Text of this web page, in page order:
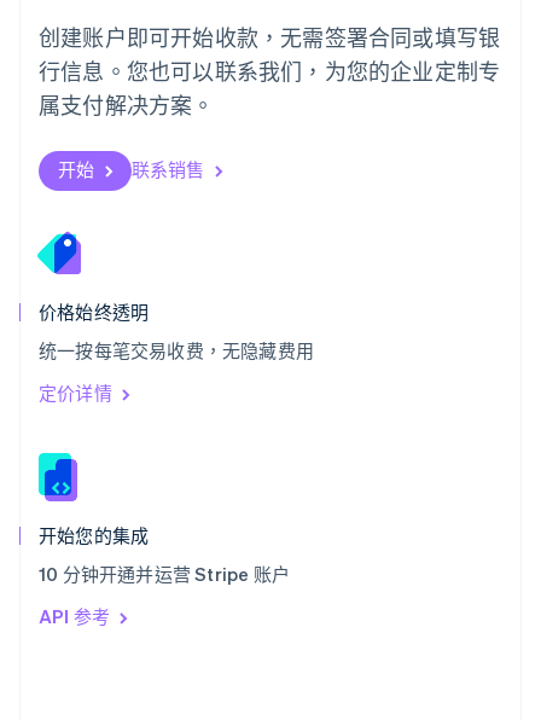
创建账户即可开始收款，无需签署合同或填写银
行信息。您也可以联系我们，为您的企业定制专
属支付解决方案。
开始 联系销售
价格始终透明
统一按每笔交易收费，无隐藏费用
定价详情
开始您的集成
10 分钟开通并运营 Stripe 账户
API 参考
SvenskaEnglish
瑞士
DeutschFrançais ItalianoEnglish
塞浦路斯
斯洛伐克
English
English
泰国
ไทย
希腊
English
西班牙
Español
新加坡
新西兰
匈牙利
English
ItalianoEnglish
印度
English